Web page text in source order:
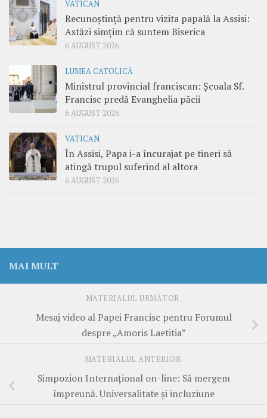
VATICAN
Recunoștință pentru vizita papală la Assisi:
Astăzi simțim că suntem Biserica
6 AUGUST 2026
LUMEA CATOLICĂ
Ministrul provincial franciscan: Școala Sf.
Francisc predă Evanghelia păcii
6 AUGUST 2026
VATICAN
În Assisi, Papa i-a încurajat pe tineri să
atingă trupul suferind al altora
6 AUGUST 2026
MAI MULT
MATERIALUL URMĂTOR
Mesaj video al Papei Francisc pentru Forumul
despre „Amoris Laetitia”
MATERIALUL ANTERIOR
Simpozion Internațional on-line: Să mergem
împreună. Universalitate și incluziune